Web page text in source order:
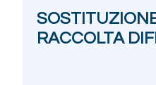
RACCOLTA